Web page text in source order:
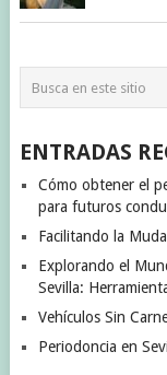
ENTRADAS
Cómo obtener el
para futuros
Facilitando la
Explorando el
Sevilla:
Vehículos Sin
Periodoncia en